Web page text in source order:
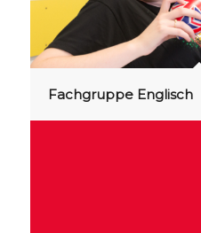
Fachgruppe Englisch